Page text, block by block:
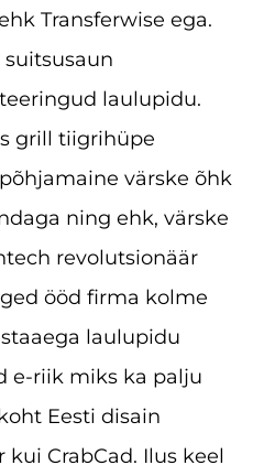
Transferwise ega.
suitsusaun
laulupidu.
grill tiigrihüpe
värske õhk
ning ehk, värske
revolutsionäär
ööd firma kolme
laulupidu
e-riik miks ka palju
Eesti disain
CrabCad. Ilus keel